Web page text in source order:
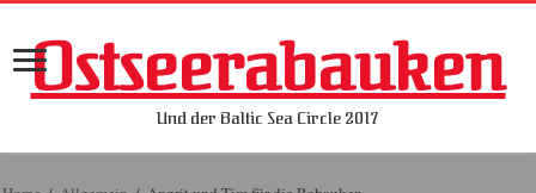
Ostseerabauken
Und der Baltic Sea Circle 2017